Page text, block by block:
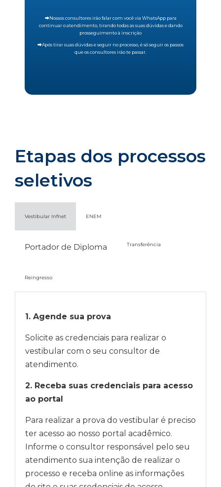
⮕Nossos consultores irão falar com você via WhatsApp para
continuar o atendimento, tirando todas as suas dúvidas e dando
prosseguimento à inscrição
⮕Após tirar suas dúvidas e seguir no processo, é só seguir os passos
que os consultores irão te passar.
Etapas dos processos
seletivos
Vestibular Infnet ENEM
Portador de Diploma Transferência
Reingresso
1. Agende sua prova
Solicite as credenciais para realizar o
vestibular com o seu consultor de
atendimento.
2. Receba suas credenciais para acesso
ao portal
Para realizar a prova do vestibular é preciso
ter acesso ao nosso portal acadêmico.
Informe o consultor responsável pelo seu
atendimento sua intenção de realizar o
processo e receba online as informações